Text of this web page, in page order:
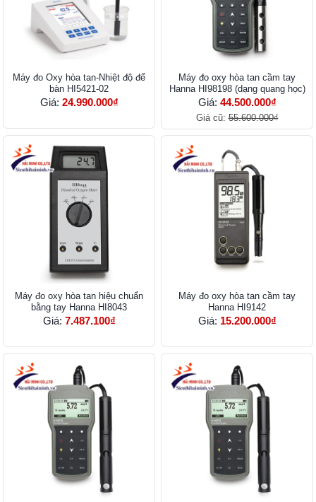
Máy đo Oxy hòa tan-Nhiệt độ để
bàn HI5421-02
Giá: 24.990.000₫
Máy đo oxy hòa tan cầm tay
Hanna HI98198 (dạng quang học)
Giá: 44.500.000₫
Giá cũ:55.600.000₫
Máy đo oxy hòa tan hiệu chuẩn
bằng tay Hanna HI8043
Giá: 7.487.100₫
Máy đo oxy hòa tan cầm tay
Hanna HI9142
Giá: 15.200.000₫